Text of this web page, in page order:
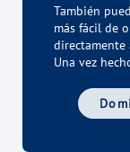
También
más fácil de
directamente
Una vez